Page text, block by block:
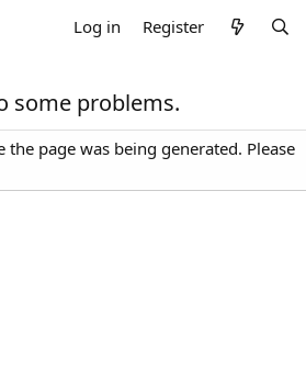
Log in Register
some problems.
page was being generated. Please